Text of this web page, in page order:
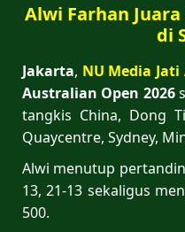
Alwi Farhan
di
Jakarta, NU Media
Australian Open 2026
tangkis China, Dong
Quaycentre, Sydney,
Alwi menutup
13, 21-13 sekaligus
500.